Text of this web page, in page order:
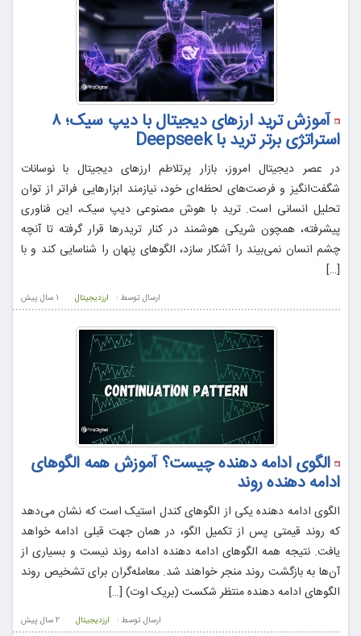
آموزش ترید ارزهای دیجیتال با دیپ سیک؛ ۸
استراتژی برتر ترید با Deepseek
در عصر دیجیتال امروز، بازار پرتلاطم ارزهای دیجیتال با نوسانات
شگفت‌انگیز و فرصت‌های لحظه‌ای خود، نیازمند ابزارهایی فراتر از توان
تحلیل انسانی است. ترید با هوش مصنوعی دیپ سیک، این فناوری
پیشرفته، همچون شریکی هوشمند در کنار تریدرها قرار گرفته تا آنچه
چشم انسان نمی‌بیند را آشکار سازد، الگوهای پنهان را شناسایی کند و با
[…]
1 سال پيش ارسال توسط : ارزدیجیتال
الگوی ادامه دهنده چیست؟ آموزش همه الگوهای
ادامه دهنده روند
الگوی ادامه دهنده یکی از الگوهای کندل استیک است که نشان می‌دهد
که روند قیمتی پس از تکمیل الگو، در همان جهت قبلی ادامه خواهد
یافت. نتیجه همه الگوهای ادامه ‌دهنده ادامه روند نیست و بسیاری از
آن‌ها به بازگشت روند منجر خواهند شد. معامله‌گران برای تشخیص روند
الگوهای ادامه دهنده منتظر شکست (بریک ‌اوت) […]
2 سال پيش ارسال توسط : ارزدیجیتال